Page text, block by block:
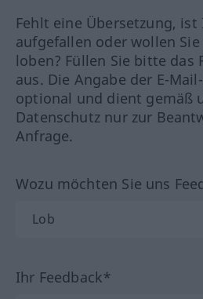
Fehlt eine Übersetzung,
aufgefallen oder wollen
loben? Füllen Sie bitte das
aus. Die Angabe der E-
optional und dient gemäß
Datenschutz nur zur
Anfrage.
Wozu möchten Sie uns
Ihr Feedback*